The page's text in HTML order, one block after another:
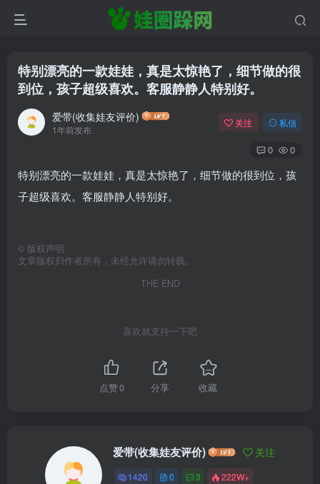
特别漂亮的一款娃娃，真是太惊艳了，细节做的很
到位，孩子超级喜欢。客服静静人特别好。
爱带(收集娃友评价)
1年前发布
关注 私信
0 0
特别漂亮的一款娃娃，真是太惊艳了，细节做的很到位，孩
子超级喜欢。客服静静人特别好。
© 版权声明
文章版权归作者所有，未经允许请勿转载。
THE END
喜欢就支持一下吧
点赞0 分享 收藏
爱带(收集娃友评价) 关注
1420 0 3 222W+